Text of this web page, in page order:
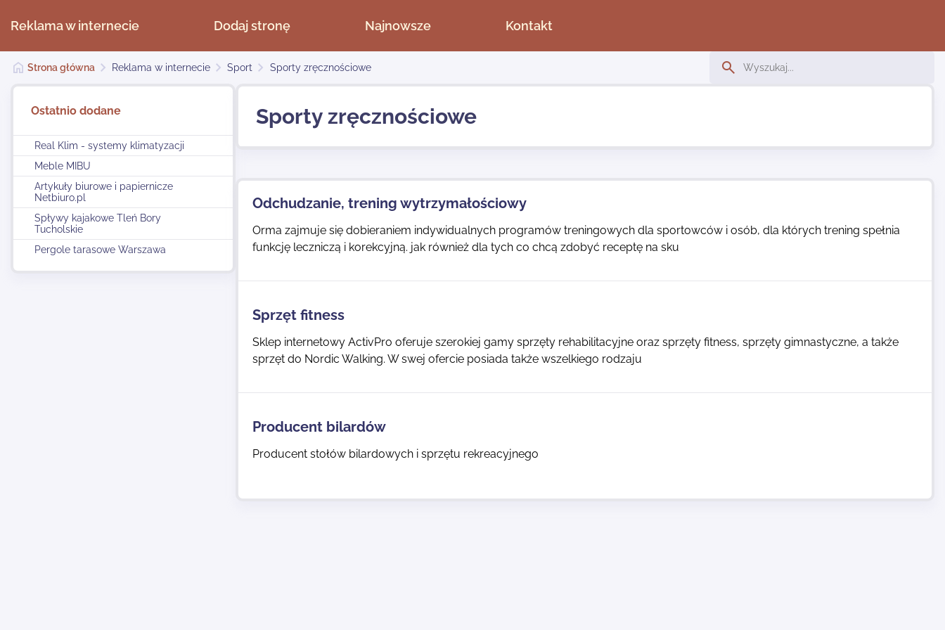
Reklama w internecie Dodaj stronę Najnowsze Kontakt
Strona główna Reklama w internecie Sport Sporty zręcznościowe
Ostatnio dodane
Real Klim - systemy klimatyzacji
Meble MIBU
Artykuły biurowe i papiernicze
Netbiuro.pl
Spływy kajakowe Tleń Bory
Tucholskie
Pergole tarasowe Warszawa
Sporty zręcznościowe
Odchudzanie, trening wytrzymałościowy
Orma zajmuje się dobieraniem indywidualnych programów treningowych dla sportowców i osób, dla których trening spełnia
funkcję leczniczą i korekcyjną. jak również dla tych co chcą zdobyć receptę na sku
Sprzęt fitness
Sklep internetowy ActivPro oferuje szerokiej gamy sprzęty rehabilitacyjne oraz sprzęty fitness, sprzęty gimnastyczne, a także
sprzęt do Nordic Walking. W swej ofercie posiada także wszelkiego rodzaju
Producent bilardów
Producent stołów bilardowych i sprzętu rekreacyjnego